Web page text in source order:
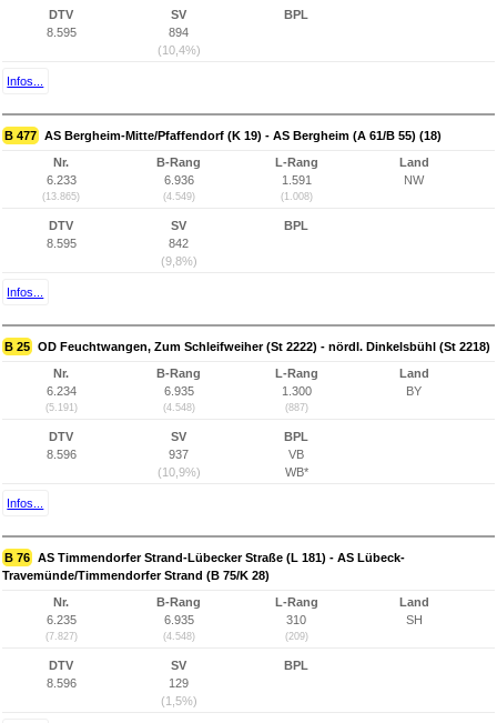
DTV
8.595
SV
894
(10,4%)
BPL
Infos...
B 477 AS Bergheim-Mitte/Pfaffendorf (K 19) - AS Bergheim (A 61/B 55) (18)
Nr.
6.233
(13.865)
B-Rang
6.936
(4.549)
L-Rang
1.591
(1.008)
Land
NW
DTV
8.595
SV
842
(9,8%)
BPL
Infos...
B 25 OD Feuchtwangen, Zum Schleifweiher (St 2222) - nördl. Dinkelsbühl (St 2218)
Nr.
6.234
(5.191)
B-Rang
6.935
(4.548)
L-Rang
1.300
(887)
Land
BY
DTV
8.596
SV
937
(10,9%)
BPL
VB
WB*
Infos...
B 76 AS Timmendorfer Strand-Lübecker Straße (L 181) - AS Lübeck-
Travemünde/Timmendorfer Strand (B 75/K 28)
Nr.
6.235
(7.827)
B-Rang
6.935
(4.548)
L-Rang
310
(209)
Land
SH
DTV
8.596
SV
129
(1,5%)
BPL